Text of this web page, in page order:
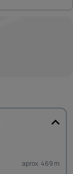
aprox. 469 m